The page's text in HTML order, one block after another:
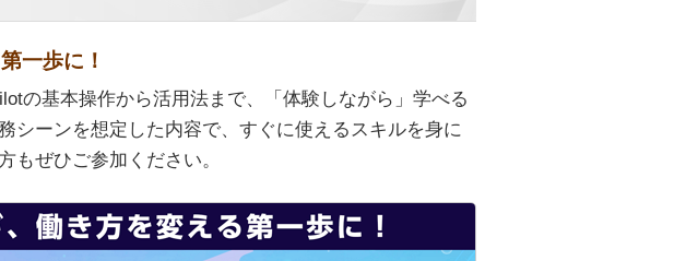
一歩に！
の基本操作から活用法まで、「体験しながら」学べる
シーンを想定した内容で、すぐに使えるスキルを身に
もぜひご参加ください。